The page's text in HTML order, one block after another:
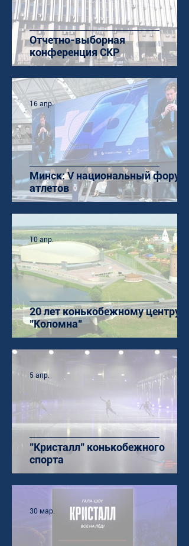
Отчетно-выборная
конференция СКР
Минск: V национальный форум
атлетов
16 апр.
20 лет конькобежному центру
"Коломна"
10 апр.
"Кристалл" конькобежного
спорта
5 апр.
30 мар.